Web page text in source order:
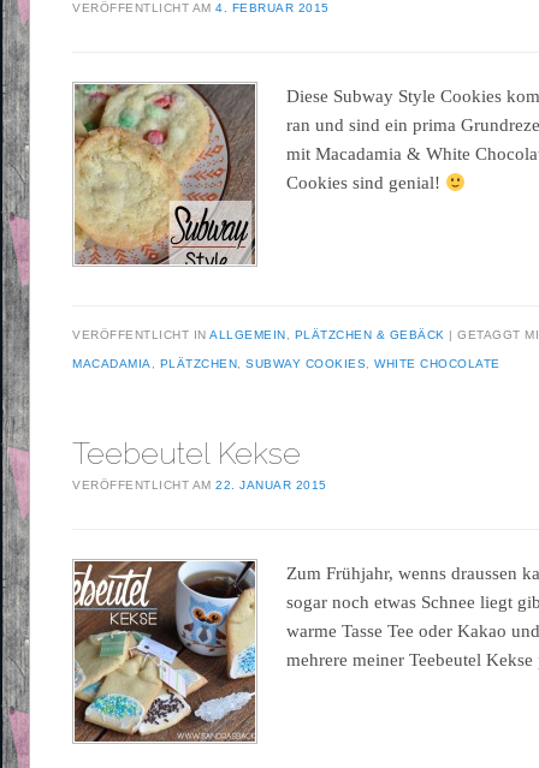
VERÖFFENTLICHT AM4. FEBRUAR 2015
Diese Subway Style Cookies
ran und sind ein prima
mit Macadamia & White
Cookies sind genial!
VERÖFFENTLICHT INALLGEMEIN PLÄTZCHEN & GEBÄCK GETAGGT
MACADAMIA PLÄTZCHEN ,SUBWAY COOKIES ,WHITE CHOCOLATE
Teebeutel Kekse
VERÖFFENTLICHT AM22. JANUAR 2015
Zum Frühjahr, wenns draussen
sogar noch etwas Schnee liegt
warme Tasse Tee oder Kakao
mehrere meiner Teebeutel